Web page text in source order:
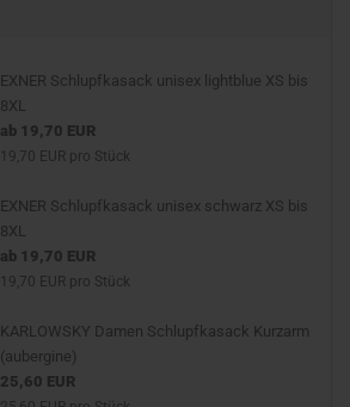
EXNER Schlupfkasack unisex lightblue XS bis
8XL
ab 19,70 EUR
19,70 EUR pro Stück
EXNER Schlupfkasack unisex schwarz XS bis
8XL
ab 19,70 EUR
19,70 EUR pro Stück
KARLOWSKY Damen Schlupfkasack Kurzarm
(aubergine)
25,60 EUR